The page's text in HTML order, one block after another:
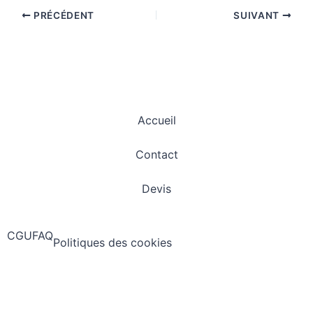
PRÉCÉDENT SUIVANT
Accueil
Contact
Devis
CGUFAQPolitiques des cookies